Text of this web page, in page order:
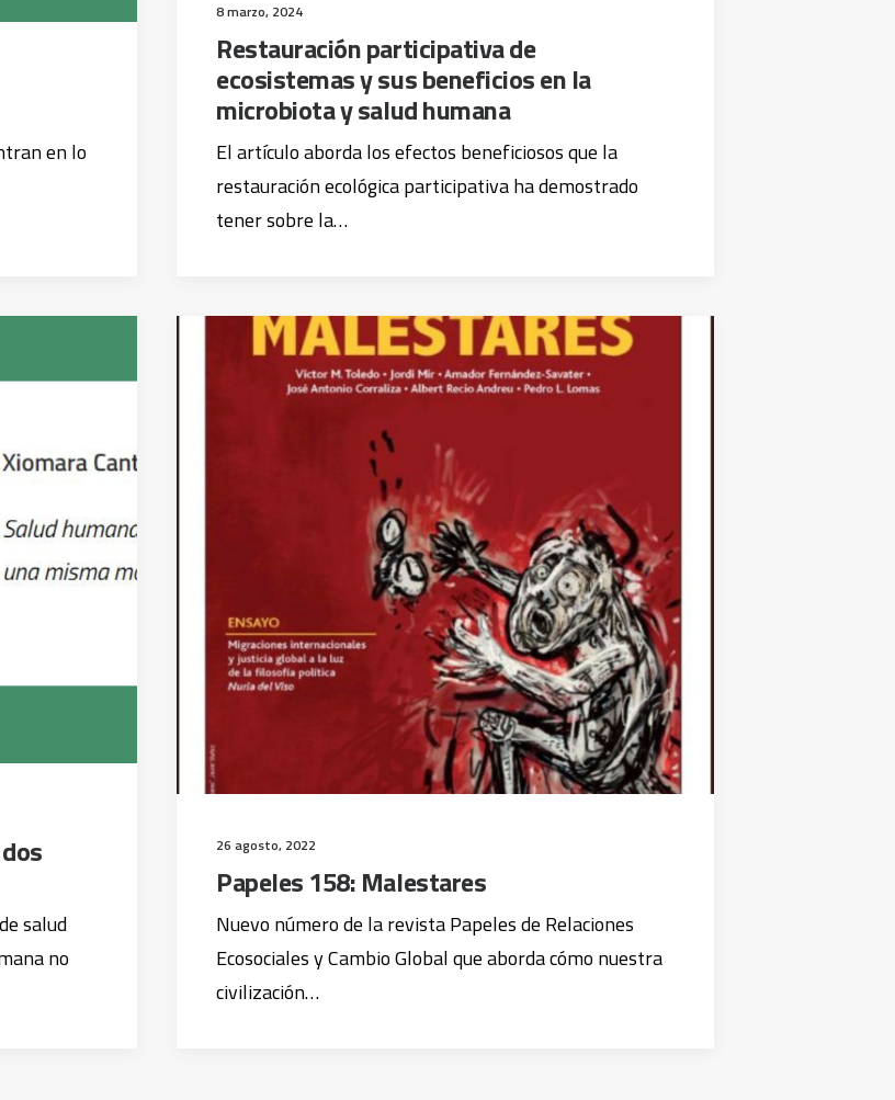
en lo
8 marzo, 2024
Restauración participativa de
ecosistemas y sus beneficios en la
microbiota y salud humana
El artículo aborda los efectos beneficiosos que la
restauración ecológica participativa ha demostrado
tener sobre la…
salud
no
26 agosto, 2022
Papeles 158: Malestares
Nuevo número de la revista Papeles de Relaciones
Ecosociales y Cambio Global que aborda cómo nuestra
civilización…